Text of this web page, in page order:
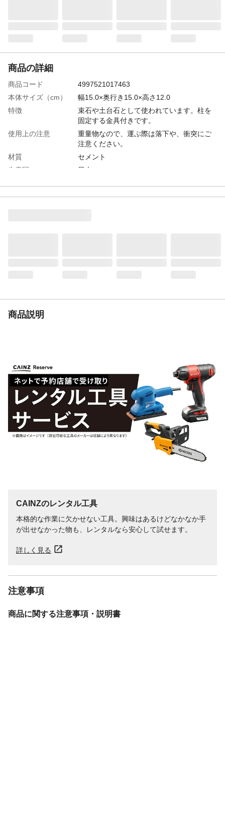
商品の詳細
商品コード
4997521017463
本体サイズ（cm）
幅15.0×奥行き15.0×高さ12.0
特徴
束石や土台石として使われています。柱を
固定する金具付きです。
使用上の注意
重量物なので、運ぶ際は落下や、衝突にご
注意ください。
材質
セメント
生産国
日本
商品説明
CAINZのレンタル工具
本格的な作業に欠かせない工具。興味はあるけどなかなか手
が出せなかった物も、レンタルなら安心して試せます。
詳しく見る
注意事項
商品に関する注意事項・説明書